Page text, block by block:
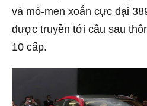
và mô-men xoắn cực đại
được truyền tới cầu sau
10 cấp.